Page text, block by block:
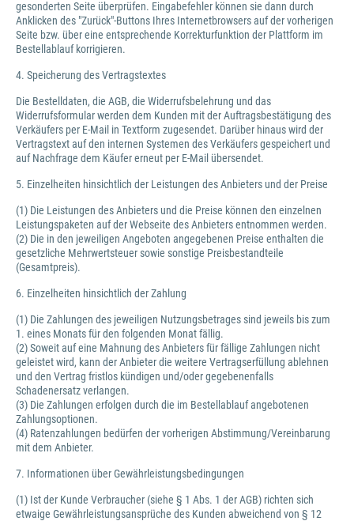
gesonderten Seite überprüfen. Eingabefehler können sie dann durch
Anklicken des "Zurück"-Buttons Ihres Internetbrowsers auf der vorherigen
Seite bzw. über eine entsprechende Korrekturfunktion der Plattform im
Bestellablauf korrigieren.
4. Speicherung des Vertragstextes
Die Bestelldaten, die AGB, die Widerrufsbelehrung und das
Widerrufsformular werden dem Kunden mit der Auftragsbestätigung des
Verkäufers per E-Mail in Textform zugesendet. Darüber hinaus wird der
Vertragstext auf den internen Systemen des Verkäufers gespeichert und
auf Nachfrage dem Käufer erneut per E-Mail übersendet.
5. Einzelheiten hinsichtlich der Leistungen des Anbieters und der Preise
(1) Die Leistungen des Anbieters und die Preise können den einzelnen
Leistungspaketen auf der Webseite des Anbieters entnommen werden.
(2) Die in den jeweiligen Angeboten angegebenen Preise enthalten die
gesetzliche Mehrwertsteuer sowie sonstige Preisbestandteile
(Gesamtpreis).
6. Einzelheiten hinsichtlich der Zahlung
(1) Die Zahlungen des jeweiligen Nutzungsbetrages sind jeweils bis zum
1. eines Monats für den folgenden Monat fällig.
(2) Soweit auf eine Mahnung des Anbieters für fällige Zahlungen nicht
geleistet wird, kann der Anbieter die weitere Vertragserfüllung ablehnen
und den Vertrag fristlos kündigen und/oder gegebenenfalls
Schadenersatz verlangen.
(3) Die Zahlungen erfolgen durch die im Bestellablauf angebotenen
Zahlungsoptionen.
(4) Ratenzahlungen bedürfen der vorherigen Abstimmung/Vereinbarung
mit dem Anbieter.
7. Informationen über Gewährleistungsbedingungen
(1) Ist der Kunde Verbraucher (siehe § 1 Abs. 1 der AGB) richten sich
etwaige Gewährleistungsansprüche des Kunden abweichend von § 12